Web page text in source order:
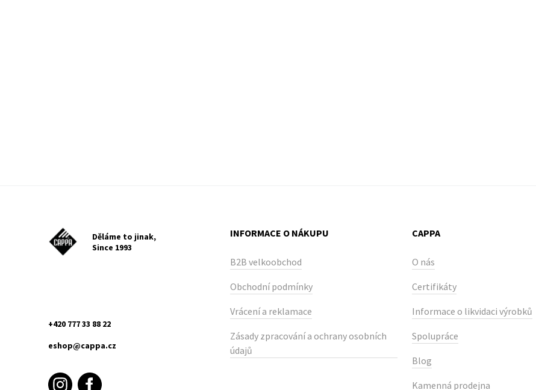
Děláme to jinak,
Since 1993
+420 777 33 88 22
eshop@cappa.cz
INFORMACE O NÁKUPU
B2B velkoobchod
Obchodní podmínky
Vrácení a reklamace
Zásady zpracování a ochrany osobních
údajů
CAPPA
O nás
Certifikáty
Informace o likvidaci výrobků
Spolupráce
Blog
Kamenná prodejna